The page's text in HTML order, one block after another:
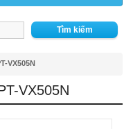
Tìm kiếm
VX505N
VX505N